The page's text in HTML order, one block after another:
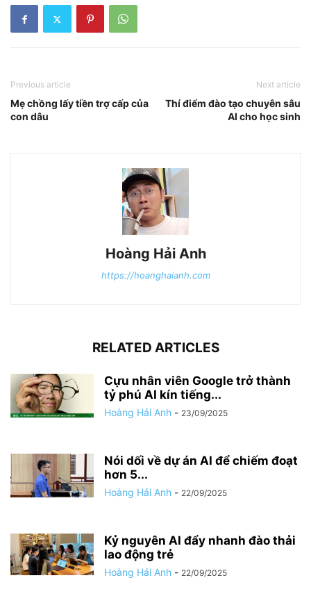
Previous article
Mẹ chồng lấy tiền trợ cấp của
con dâu
Next article
Thí điểm đào tạo chuyên sâu
AI cho học sinh
Hoàng Hải Anh
https://hoanghaianh.com
RELATED ARTICLES
Cựu nhân viên Google trở thành
tỷ phú AI kín tiếng...
Hoàng Hải Anh - 23/09/2025
Nói dối về dự án AI để chiếm đoạt
hơn 5...
Hoàng Hải Anh - 22/09/2025
Kỷ nguyên AI đẩy nhanh đào thải
lao động trẻ
Hoàng Hải Anh - 22/09/2025